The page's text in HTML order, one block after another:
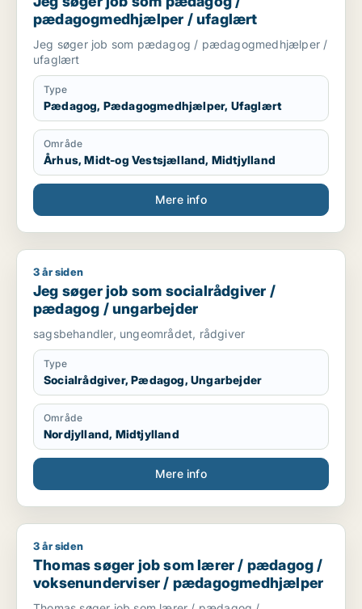
pædagogmedhjælper / ufaglært
Jeg søger job som pædagog / pædagogmedhjælper /
ufaglært
Type
Pædagog, Pædagogmedhjælper, Ufaglært
Område
Århus, Midt-og Vestsjælland, Midtjylland
Mere info
Jeg søger job som socialrådgiver / pædagog / ungarbejder
3 år siden
Jeg søger job som socialrådgiver /
pædagog / ungarbejder
sagsbehandler, ungeområdet, rådgiver
Type
Socialrådgiver, Pædagog, Ungarbejder
Område
Nordjylland, Midtjylland
Mere info
Thomas søger job som lærer / pædagog /
3 år siden
Thomas søger job som lærer / pædagog /
voksenunderviser / pædagogmedhjælper